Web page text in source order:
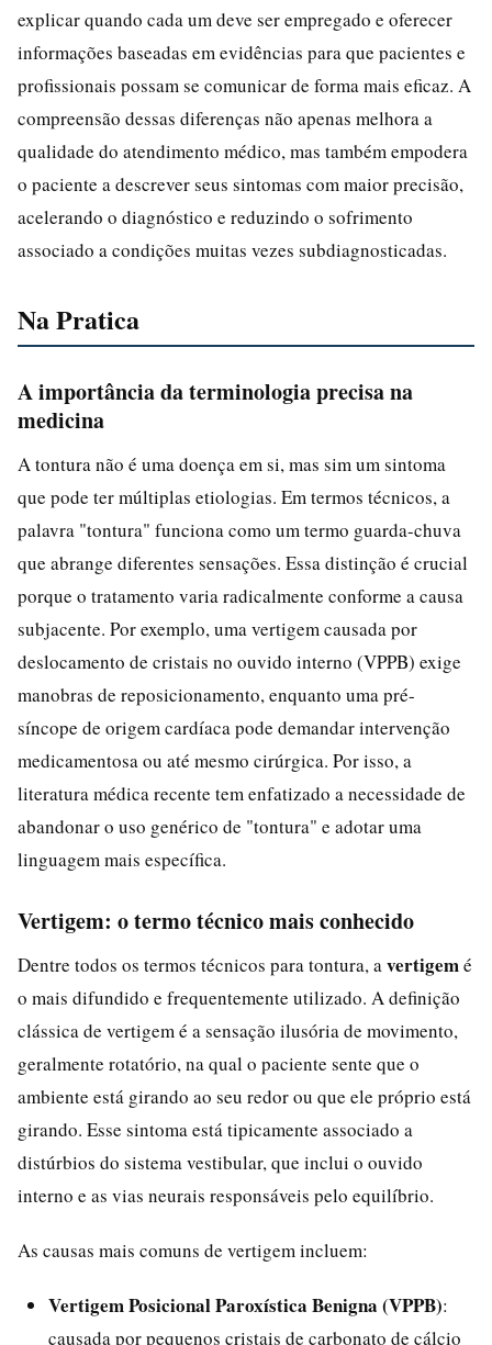
explicar quando cada um deve ser empregado e oferecer
informações baseadas em evidências para que pacientes e
profissionais possam se comunicar de forma mais eficaz. A
compreensão dessas diferenças não apenas melhora a
qualidade do atendimento médico, mas também empodera
o paciente a descrever seus sintomas com maior precisão,
acelerando o diagnóstico e reduzindo o sofrimento
associado a condições muitas vezes subdiagnosticadas.
Na Pratica
A importância da terminologia precisa na
medicina
A tontura não é uma doença em si, mas sim um sintoma
que pode ter múltiplas etiologias. Em termos técnicos, a
palavra "tontura" funciona como um termo guarda-chuva
que abrange diferentes sensações. Essa distinção é crucial
porque o tratamento varia radicalmente conforme a causa
subjacente. Por exemplo, uma vertigem causada por
deslocamento de cristais no ouvido interno (VPPB) exige
manobras de reposicionamento, enquanto uma pré-
síncope de origem cardíaca pode demandar intervenção
medicamentosa ou até mesmo cirúrgica. Por isso, a
literatura médica recente tem enfatizado a necessidade de
abandonar o uso genérico de "tontura" e adotar uma
linguagem mais específica.
Vertigem: o termo técnico mais conhecido
Dentre todos os termos técnicos para tontura, a vertigemé
o mais difundido e frequentemente utilizado. A definição
clássica de vertigem é a sensação ilusória de movimento,
geralmente rotatório, na qual o paciente sente que o
ambiente está girando ao seu redor ou que ele próprio está
girando. Esse sintoma está tipicamente associado a
distúrbios do sistema vestibular, que inclui o ouvido
interno e as vias neurais responsáveis pelo equilíbrio.
As causas mais comuns de vertigem incluem:
Vertigem Posicional Paroxística Benigna (VPPB):
causada por pequenos cristais de carbonato de cálcio